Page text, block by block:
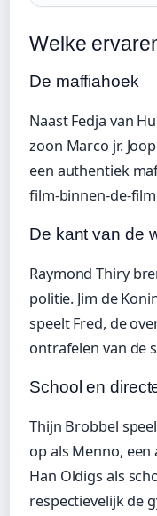
Welke
De maffiahoek
Naast Fedja van
zoon Marco jr.
een authentiek
film-binnen-de-film
De kant van de
Raymond Thiry
politie. Jim de
speelt Fred, de
ontrafelen van de
School en
Thijn Brobbel
op als Menno,
Han Oldigs als
respectievelijk de